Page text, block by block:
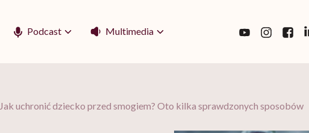
Podcast Multimedia
Jak uchronić dziecko przed smogiem? Oto kilka sprawdzonych sposobów